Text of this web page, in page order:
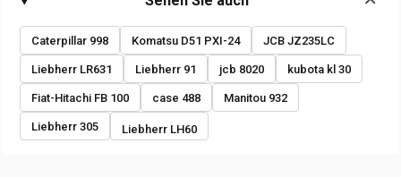
Caterpillar 998 Komatsu D51 PXI-24 JCB JZ235LC
Liebherr LR631 Liebherr 91 jcb 8020 kubota kl 30
Fiat-Hitachi FB 100 case 488 Manitou 932
Liebherr 305 Liebherr LH60